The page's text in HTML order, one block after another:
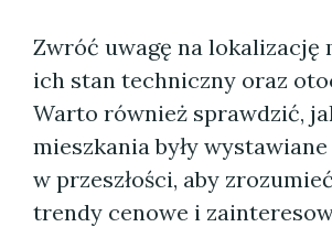
Zwróć uwagę na lokalizację
ich stan techniczny oraz
Warto również sprawdzić,
mieszkania były
w przeszłości, aby
trendy cenowe i